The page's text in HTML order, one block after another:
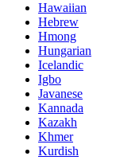
Hawaiian
Hebrew
Hmong
Hungarian
Icelandic
Igbo
Javanese
Kannada
Kazakh
Khmer
Kurdish